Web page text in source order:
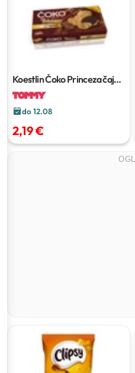
Koestlin Čoko Princeza čajno
pecivo230 g
do 12.08
2,19 €